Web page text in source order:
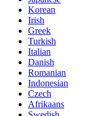
Korean
Irish
Greek
Turkish
Italian
Danish
Romanian
Indonesian
Czech
Afrikaans